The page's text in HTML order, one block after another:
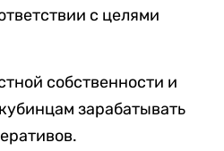
с целями
собственности и
зарабатывать